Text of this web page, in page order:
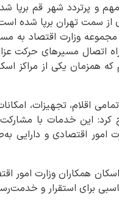
و پرتردد شهر قم
از سمت تهران برپا شده
وزارت اقتصاد
اتصال مسیرهای حرکت
که همزمان یکی از مراکز
اقلام، تجهیزات،
این خدمات با مشارکت
امور اقتصادی و
همکاران وزارت امور
برای استقرار و